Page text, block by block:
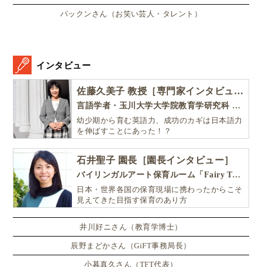
★ ★ ★ 評価を送る
ニュージーランド親子留学
ニュージーランド子育て
英語絵本
世界の子育て
英語絵本の読み聞かせ
ニュージーランド子育て事情
この記事を執筆したGlolea!アンバサダー
奥村優子（Yuko Okumura）
Glolea! ニュージーランド・オークランド親子
留学アンバサター
オークランド
ニュージーランド・オークランド在住。「ほうかごEnglish」代表
パックンさん（お笑い芸人・タレント）
インタビュー
佐藤久美子 教授［専門家インタビュー］
言語学者・玉川大学大学院教育学研究科 教授・NHK「えいごであそぼ」総合指導
幼少期から育む英語力、成功のカギは日本語力
を伸ばすことにあった！？
石井聖子 園長［園長インタビュー］
バイリンガルアート保育ルーム「Fairy Tale（フェアリーテイル）」
日本・世界各国の保育現場に携わったからこそ
見えてきた目指す保育のあり方
井川好ニさん（教育学博士）
辰野まどかさん（GiFT事務局長）
小暮真久さん（TFT代表）